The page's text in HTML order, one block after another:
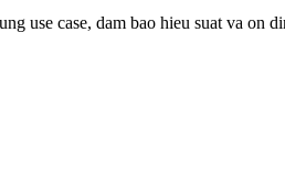
use case, dam bao hieu suat va on